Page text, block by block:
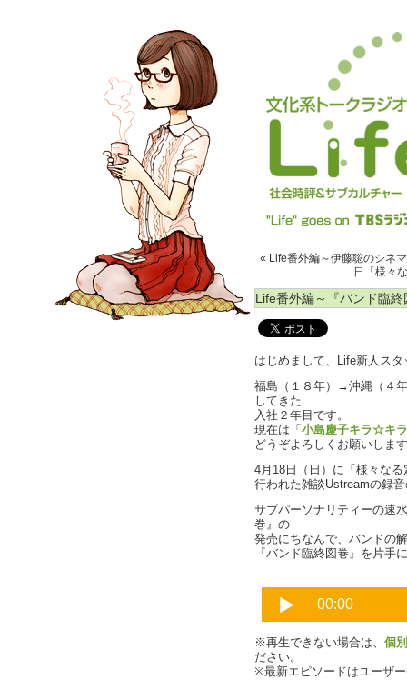
« Life番外編～伊藤聡のシネ
日「様々
Life番外編～『バンド臨
はじめまして、Life新人ス
福島（１８年）→沖縄（４
してきた
入社２年目です。
現在は「 小島慶子キラ☆キラ
どうぞよろしくお願いしま
4月18日（日）に「様々な
行われた雑談Ustreamの録
サブパーソナリティーの速
巻』の
発売にちなんで、バンドの
『バンド臨終図巻』を片手
※再生できない場合は、 個
ださい。
※最新エピソードはユーザ